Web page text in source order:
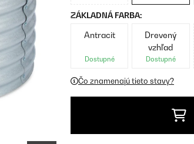
ZÁKLADNÁ FARBA:
Antracit
Dostupné
Drevený
vzhľad
Dostupné
Čo znamenajú tieto stavy?